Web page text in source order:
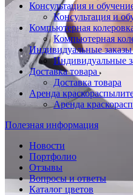
Консультация и
Консультация и
Компьютерная
Компьютерная
Индивидуальные
Индивидуальные
Доставка товара
Доставка товара
Аренда
Аренда
Полезная информация
Новости
Портфолио
Отзывы
Вопросы и ответы
Каталог цветов